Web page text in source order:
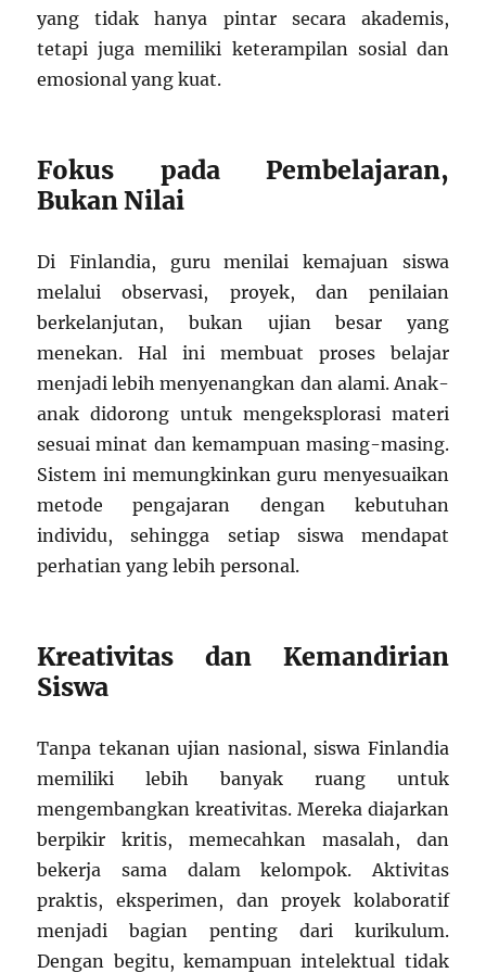
yang tidak hanya pintar secara akademis,
tetapi juga memiliki keterampilan sosial dan
emosional yang kuat.
Fokus pada Pembelajaran,
Bukan Nilai
Di Finlandia, guru menilai kemajuan siswa
melalui observasi, proyek, dan penilaian
berkelanjutan, bukan ujian besar yang
menekan. Hal ini membuat proses belajar
menjadi lebih menyenangkan dan alami. Anak-
anak didorong untuk mengeksplorasi materi
sesuai minat dan kemampuan masing-masing.
Sistem ini memungkinkan guru menyesuaikan
metode pengajaran dengan kebutuhan
individu, sehingga setiap siswa mendapat
perhatian yang lebih personal.
Kreativitas dan Kemandirian
Siswa
Tanpa tekanan ujian nasional, siswa Finlandia
memiliki lebih banyak ruang untuk
mengembangkan kreativitas. Mereka diajarkan
berpikir kritis, memecahkan masalah, dan
bekerja sama dalam kelompok. Aktivitas
praktis, eksperimen, dan proyek kolaboratif
menjadi bagian penting dari kurikulum.
Dengan begitu, kemampuan intelektual tidak